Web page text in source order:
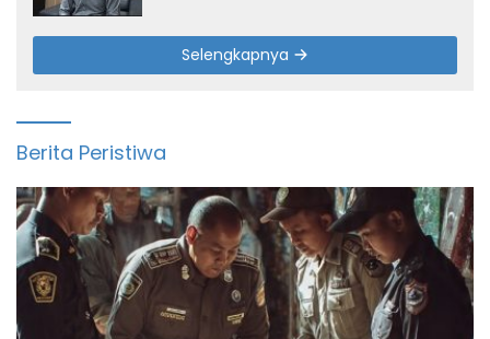
Selengkapnya
Berita Peristiwa